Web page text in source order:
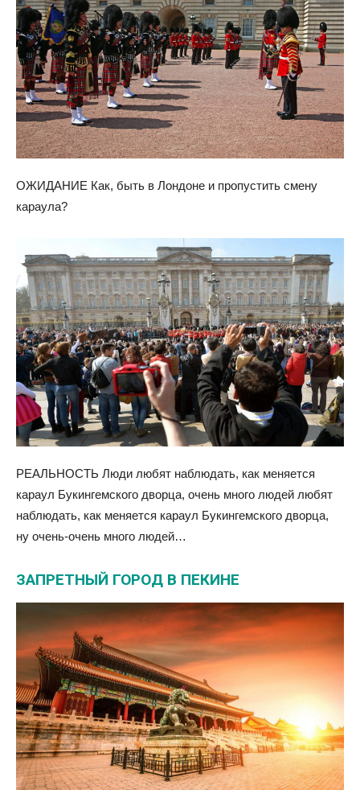
ОЖИДАНИЕ Как, быть в Лондоне и пропустить смену
караула?
РЕАЛЬНОСТЬ Люди любят наблюдать, как меняется
караул Букингемского дворца, очень много людей любят
наблюдать, как меняется караул Букингемского дворца,
ну очень-очень много людей…
ЗАПРЕТНЫЙ ГОРОД В ПЕКИНЕ